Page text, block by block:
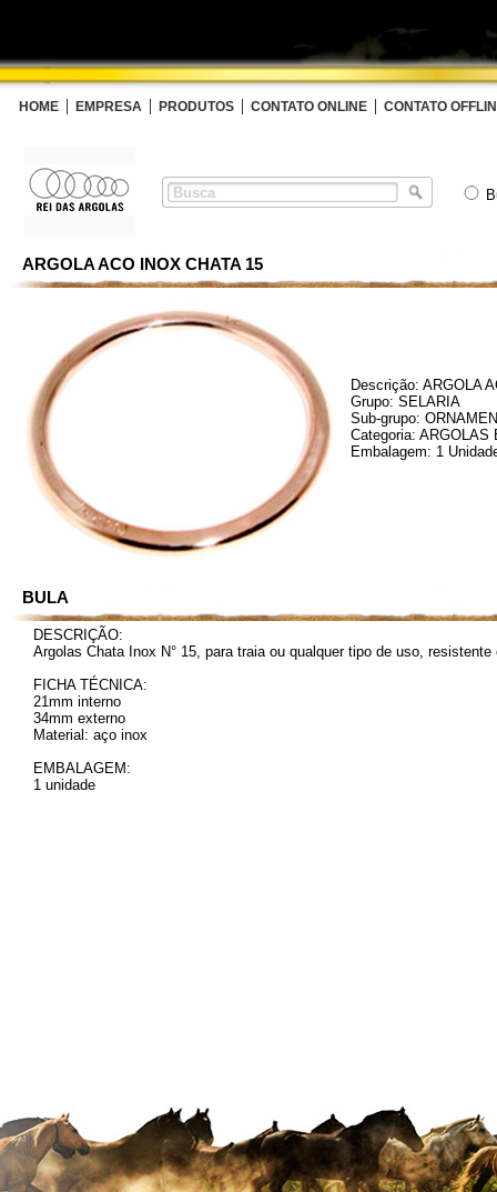
HOME EMPRESA PRODUTOS CONTATO ONLINE CONTATO
ARGOLA ACO INOX CHATA 15
Descrição: ARGOLA
Grupo: SELARIA
Sub-grupo:
Categoria: ARGOLAS
Embalagem: 1
BULA
DESCRIÇÃO:
Argolas Chata Inox N° 15, para traia ou qualquer tipo de uso,
FICHA TÉCNICA:
21mm interno
34mm externo
Material: aço inox
EMBALAGEM:
1 unidade